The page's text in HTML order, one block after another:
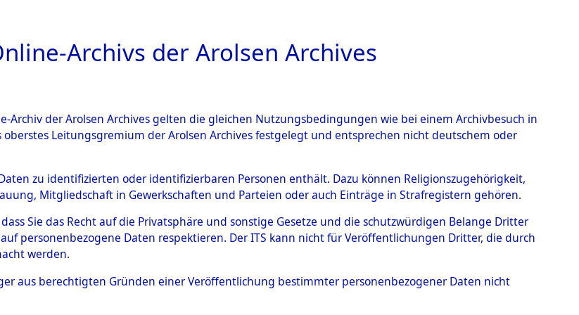
ARCHIVALE ÜBERSICHT BILD
Orten Achmühle - Celle.→0001 (84602480)
0058 (84602539)
Archivs der Arolsen Archives
Archiv der Arolsen Archives gelten die gleichen Nutzungsbedingungen wie bei einem Archivbesuch in
Leitungsgremium der Arolsen Archives festgelegt und entsprechen nicht deutschem oder
zu identifizierten oder identifizierbaren Personen enthält. Dazu können Religionszugehörigkeit,
Mitgliedschaft in Gewerkschaften und Parteien oder auch Einträge in Strafregistern gehören.
Sie das Recht auf die Privatsphäre und sonstige Gesetze und die schutzwürdigen Belange Dritter
personenbezogene Daten respektieren. Der ITS kann nicht für Veröffentlichungen Dritter, die durch
werden.
aus berechtigten Gründen einer Veröffentlichung bestimmter personenbezogener Daten nicht